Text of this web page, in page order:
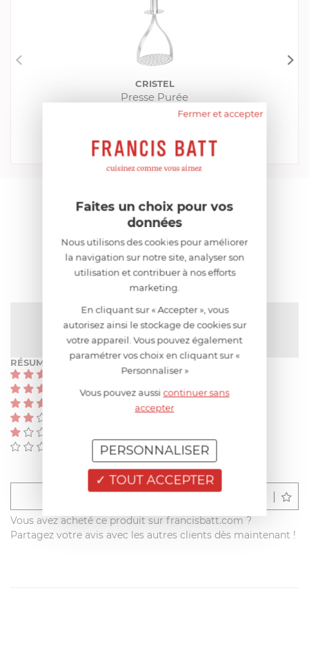
CRISTEL
Presse Purée
EN STOCK - ENVOI SOUS 24/48H
Comparer
Acheter
AIDE AU CHOIX
AVIS CLIENT
NOTE MOYENNE
Pas encore de note
RÉSUMÉ
(0)
Vous avez acheté ce produit sur francisbatt.com ?
Partagez votre avis avec les autres clients dès maintenant !
Fermer et accepter
Faites un choix pour vos
données
Nous utilisons des cookies pour améliorer
la navigation sur notre site, analyser son
utilisation et contribuer à nos efforts
marketing.
En cliquant sur « Accepter », vous
autorisez ainsi le stockage de cookies sur
votre appareil. Vous pouvez également
paramétrer vos choix en cliquant sur «
Personnaliser »
Vous pouvez aussicontinuer sans
accepter
TOUT ACCEPTER
PERSONNALISER